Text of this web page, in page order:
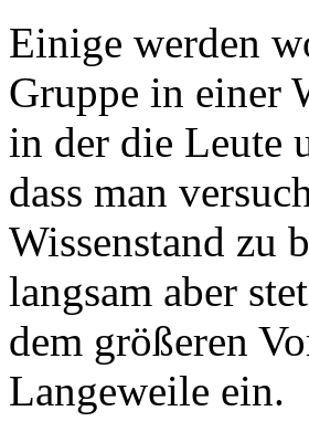
Einige werden
Gruppe in einer
in der die Leute
dass man
Wissenstand zu
langsam aber
dem größeren
Langeweile ein.